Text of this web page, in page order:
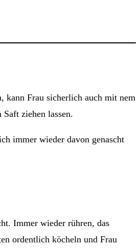
kann Frau sicherlich auch mit nem
ziehen lassen.
immer wieder davon genascht
Immer wieder rühren, das
ordentlich köcheln und Frau